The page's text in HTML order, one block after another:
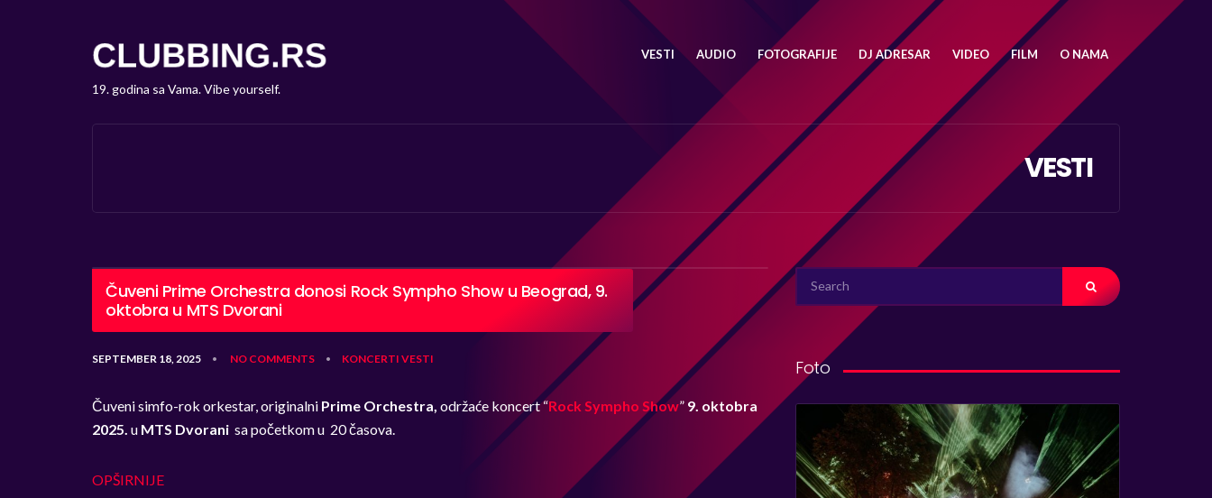
19. godina sa Vama. Vibe yourself.
VESTI AUDIO FOTOGRAFIJE DJ ADRESAR VIDEO FILM O NAMA
VESTI
Čuveni Prime Orchestra donosi Rock Sympho Show u Beograd, 9.
oktobra u MTS Dvorani
SEPTEMBER 18, 2025 • NO COMMENTS • KONCERTI VESTI
Čuveni simfo-rok orkestar, originalni Prime Orchestra, održaće koncert “Rock Sympho Show” 9. oktobra
2025. u MTS Dvorani sa početkom u 20 časova.
OPŠIRNIJE
SEARCH
FOR:
Foto